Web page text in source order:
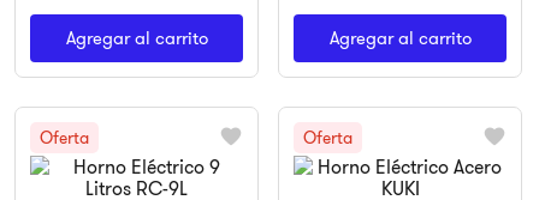
Agregar al carrito Agregar al carrito